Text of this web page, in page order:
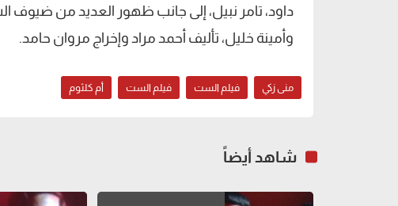
داود، تامر نبيل، إلى جانب ظهور العديد من ضيوف
وأمينة خليل، تأليف أحمد مراد وإخراج مروان حامد.
منى زكي فيلم الست فيلم الست أم كلثوم
شاهد أيضاً